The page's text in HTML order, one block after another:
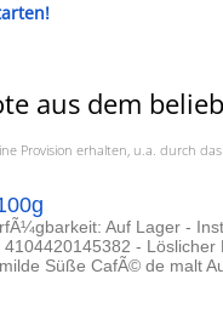
aus dem
Provision erhalten, u.a. durch
Auf Lager -
- Löslicher
Süße CafÃ© de malt